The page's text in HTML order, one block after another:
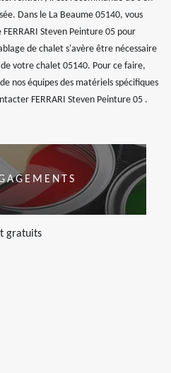
Dans le La Beaume 05140, vous
Steven Peinture 05 pour
de chalet s'avère être nécessaire
votre chalet 05140. Pour ce faire,
nos équipes des matériels spécifiques
FERRARI Steven Peinture 05 .
gratuits